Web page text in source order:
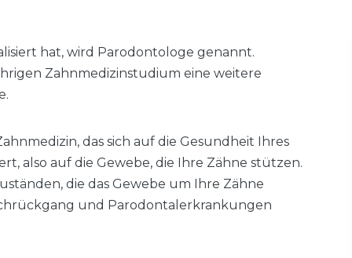
hat, wird Parodontologe genannt.
Zahnmedizinstudium eine weitere
das sich auf die Gesundheit Ihres
also auf die Gewebe, die Ihre Zähne stützen.
die das Gewebe um Ihre Zähne
und Parodontalerkrankungen